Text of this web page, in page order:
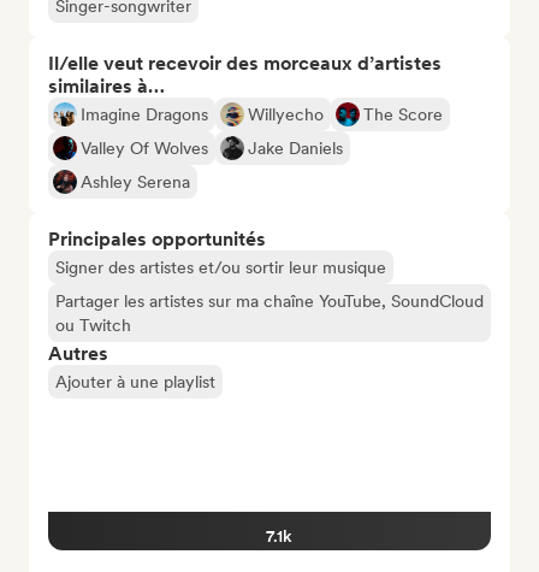
Singer-songwriter
Il/elle veut recevoir des morceaux d’artistes
similaires à…
Imagine Dragons Willyecho
The Score
Valley Of Wolves
Jake Daniels
Ashley Serena
Principales opportunités
Signer des artistes et/ou sortir leur musique
Partager les artistes sur ma chaîne YouTube, SoundCloud
ou Twitch
Autres
Ajouter à une playlist
7.1k